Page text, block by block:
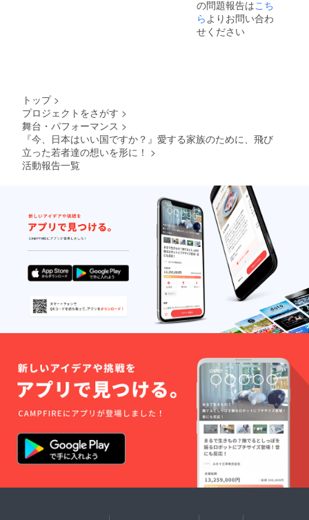
にて日
程調整
させて
いただ
の問題報告はこち
らよりお問い合わ
せください
トップ >
プロジェクトをさがす >
舞台・パフォーマンス >
『今、日本はいい国ですか？』愛する家族のために、飛び
立った若者達の想いを形に！ >
活動報告一覧